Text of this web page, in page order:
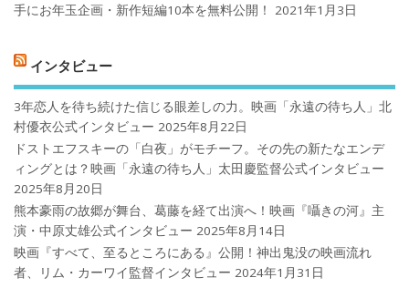
手にお年玉企画・新作短編10本を無料公開！
2021年1月3日
インタビュー
3年恋人を待ち続けた信じる眼差しの力。映画「永遠の待ち人」北
村優衣公式インタビュー 2025年8月22日
ドストエフスキーの「白夜」がモチーフ。その先の新たなエンデ
ィングとは？映画「永遠の待ち人」太田慶監督公式インタビュー
2025年8月20日
熊本豪雨の故郷が舞台、葛藤を経て出演へ！映画『囁きの河』主
演・中原丈雄公式インタビュー 2025年8月14日
映画『すべて、至るところにある』公開！神出鬼没の映画流れ
者、リム・カーワイ監督インタビュー 2024年1月31日